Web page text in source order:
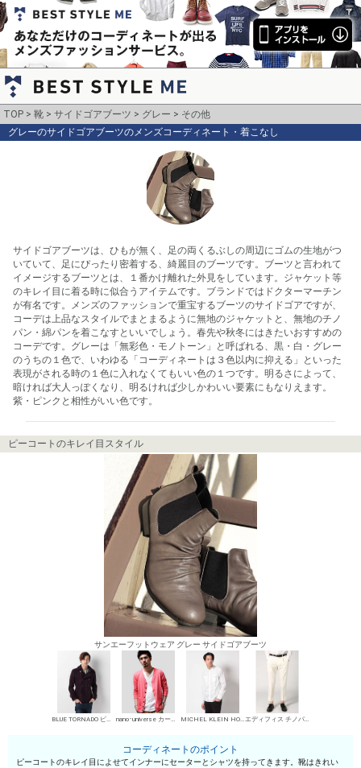
TOP 靴 サイドゴアブーツ グレー
その他
グレーのサイドゴアブーツのメンズコーディネート・着こなし
サイドゴアブーツは、ひもが無く、足の両くるぶしの周辺にゴムの生地がつ
いていて、足にぴったり密着する、綺麗目のブーツです。ブーツと言われて
イメージするブーツとは、１番かけ離れた外見をしています。ジャケット等
のキレイ目に着る時に似合うアイテムです。ブランドではドクターマーチン
が有名です。メンズのファッションで重宝するブーツのサイドゴアですが、
コーデは上品なスタイルでまとまるように無地のジャケットと、無地のチノ
パン・綿パンを着こなすといいでしょう。春先や秋冬にはきたいおすすめの
コーデです。グレーは「無彩色・モノトーン」と呼ばれる、黒・白・グレー
のうちの１色で、いわゆる「コーディネートは３色以内に抑える」といった
表現がされる時の１色に入れなくてもいい色の１つです。明るさによって、
暗ければ大人っぽくなり、明るければ少しかわいい要素にもなりえます。
紫・ピンクと相性がいい色です。
ピーコートのキレイ目スタイル
サンエーフットウェア グレー サイドゴアブーツ
BLUE TORNADO ピーコート nano･universe カーディガン MICHEL KLEIN HOMME シャツ エディフィス チノパン・綿パン
コーディネートのポイント
ピーコートのキレイ目によせてインナーにセーターとシャツを持ってきます。靴はきれい